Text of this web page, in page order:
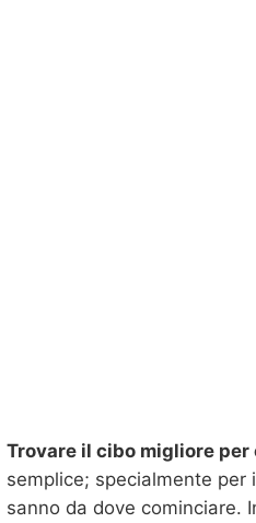
Trovare il cibo migliore per
semplice; specialmente per
sanno da dove cominciare.